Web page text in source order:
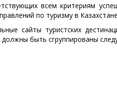
всем критериям
по туризму в
сайты туристских
должны быть сгруппированы